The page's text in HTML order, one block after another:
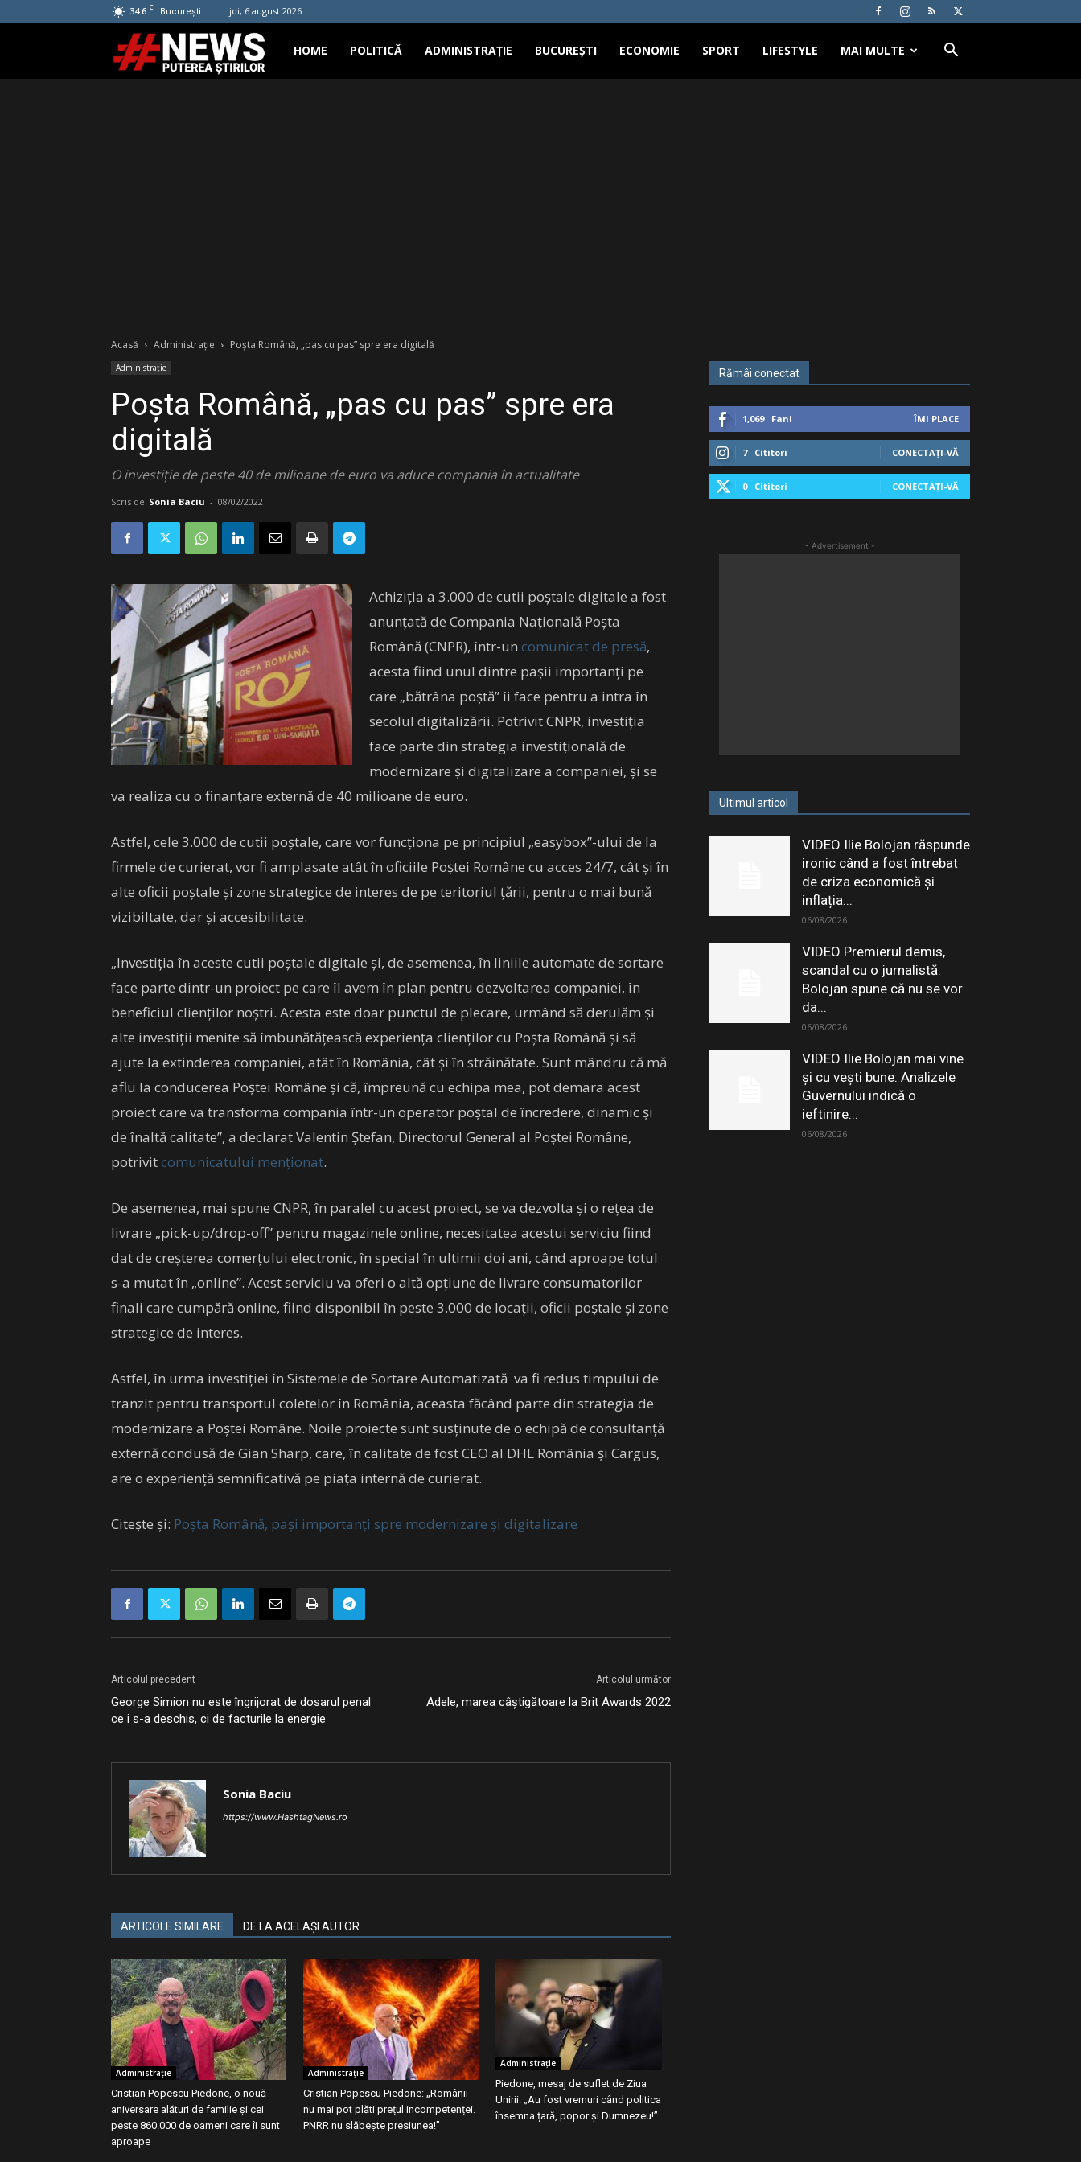
34.6 C București joi, 6 august 2026
Hashtag
HOME POLITICĂ ADMINISTRAȚIE BUCUREȘTI ECONOMIE SPORT LIFESTYLE MAI MULTE
Acasă Administrație Poșta Română, „pas cu pas” spre era digitală
Administrație
Poșta Română, „pas cu pas” spre era
digitală
O investiție de peste 40 de milioane de euro va aduce compania în actualitate
Scris de Sonia Baciu - 08/02/2022
Achiziția a 3.000 de cutii poștale digitale a fost
anunțată de Compania Națională Poșta
Română (CNPR), într-un comunicat de presă,
acesta fiind unul dintre pașii importanți pe
care „bătrâna poștă” îi face pentru a intra în
secolul digitalizării. Potrivit CNPR, investiția
face parte din strategia investițională de
modernizare și digitalizare a companiei, și se
va realiza cu o finanțare externă de 40 milioane de euro.
Astfel, cele 3.000 de cutii poștale, care vor funcționa pe principiul „easybox”-ului de la
firmele de curierat, vor fi amplasate atât în oficiile Poștei Române cu acces 24/7, cât și în
alte oficii poștale și zone strategice de interes de pe teritoriul țării, pentru o mai bună
vizibiltate, dar și accesibilitate.
„Investiția în aceste cutii poștale digitale și, de asemenea, în liniile automate de sortare
face parte dintr-un proiect pe care îl avem în plan pentru dezvoltarea companiei, în
beneficiul clienților noștri. Acesta este doar punctul de plecare, urmând să derulăm și
alte investiții menite să îmbunătățească experiența clienților cu Poșta Română și să
ajute la extinderea companiei, atât în România, cât și în străinătate. Sunt mândru că mă
aflu la conducerea Poștei Române și că, împreună cu echipa mea, pot demara acest
proiect care va transforma compania într-un operator poștal de încredere, dinamic și
de înaltă calitate”, a declarat Valentin Ștefan, Directorul General al Poștei Române,
potrivitcomunicatului menționat.
De asemenea, mai spune CNPR, în paralel cu acest proiect, se va dezvolta și o rețea de
livrare „pick-up/drop-off” pentru magazinele online, necesitatea acestui serviciu fiind
dat de creșterea comerțului electronic, în special în ultimii doi ani, când aproape totul
s-a mutat în „online”. Acest serviciu va oferi o altă opțiune de livrare consumatorilor
finali care cumpără online, fiind disponibil în peste 3.000 de locații, oficii poștale și zone
strategice de interes.
Astfel, în urma investiției în Sistemele de Sortare Automatizată va fi redus timpului de
tranzit pentru transportul coletelor în România, aceasta făcând parte din strategia de
modernizare a Poștei Române. Noile proiecte sunt susținute de o echipă de consultanță
externă condusă de Gian Sharp, care, în calitate de fost CEO al DHL România și Cargus,
are o experiență semnificativă pe piața internă de curierat.
Citește și: Poșta Română, pași importanți spre modernizare și digitalizare
Articolul precedent
George Simion nu este îngrijorat de dosarul penal
ce i s-a deschis, ci de facturile la energie
Articolul următor
Adele, marea câștigătoare la Brit Awards 2022
Sonia Baciu
https://www.HashtagNews.ro
ARTICOLE SIMILARE DE LA ACELAȘI AUTOR
Administrație
Cristian Popescu Piedone, o nouă
aniversare alături de familie și cei
peste 860.000 de oameni care îi sunt
aproape
Administrație
Cristian Popescu Piedone: „Românii
nu mai pot plăti prețul incompetenței.
PNRR nu slăbește presiunea!”
Administrație
Piedone, mesaj de suflet de Ziua
Unirii: „Au fost vremuri când politica
însemna țară, popor și Dumnezeu!”
Rămâi conectat
1,069 Fani ÎMI PLACE
7 Cititori CONECTAȚI-VĂ
0 Cititori CONECTAȚI-VĂ
- Advertisement -
Ultimul articol
VIDEO Ilie Bolojan răspunde
ironic când a fost întrebat
de criza economică și
inflația...
06/08/2026
VIDEO Premierul demis,
scandal cu o jurnalistă.
Bolojan spune că nu se vor
da...
06/08/2026
VIDEO Ilie Bolojan mai vine
și cu vești bune: Analizele
Guvernului indică o
ieftinire...
06/08/2026